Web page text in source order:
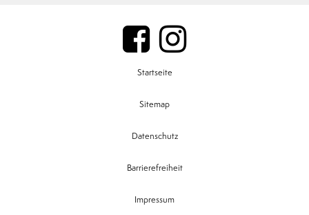
Startseite
Sitemap
Datenschutz
Barrierefreiheit
Impressum